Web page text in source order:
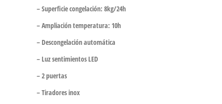
– Superficie congelación: 8kg/24h
– Ampliación temperatura: 10h
– Descongelación automática
– Luz sentimientos LED
– 2 puertas
– Tiradores inox